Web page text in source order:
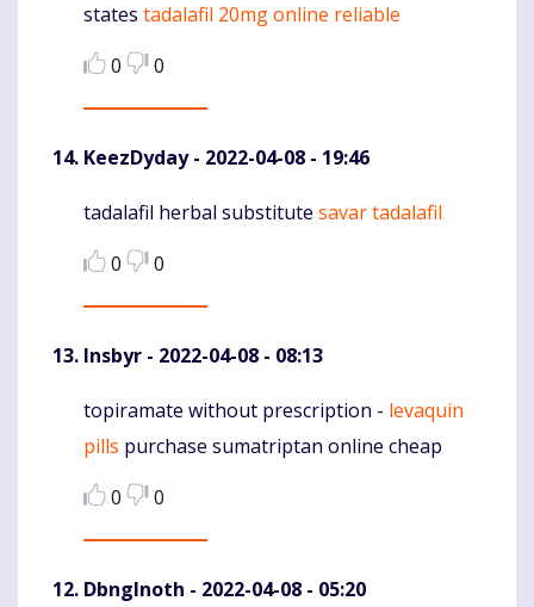
states tadalafil 20mg online reliable
0
0
KeezDyday- 2022-04-08 - 19:46
Komentaras
tadalafil herbal substitute savar tadalafil
0
0
Insbyr - 2022-04-08 - 08:13
Komentaras
topiramate without prescription - levaquin
pills purchase sumatriptan online cheap
0
0
DbngInoth - 2022-04-08 - 05:20